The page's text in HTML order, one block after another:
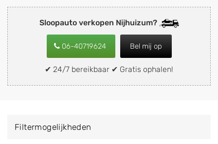
Sloopauto verkopen Nijhuizum?
06-40719624 Bel mij op
✔ 24/7 bereikbaar ✔ Gratis ophalen!
onderdelen of in de inkoop van sloopauto's,
schadeauto's en tweedehands auto's (ook zonder apk
keuring). Wilt u uw auto, camper, vrachtwagen, motor
of brommobiel snel en eenvoudig verkopen aan een
demontagebedrijf in de buurt, deze zelf wegbrengen
naar de sloop of deze liever laten ophalen op een
van Nijhuizum en ontvang een vergoeding voor uw
Filtermogelijkheden